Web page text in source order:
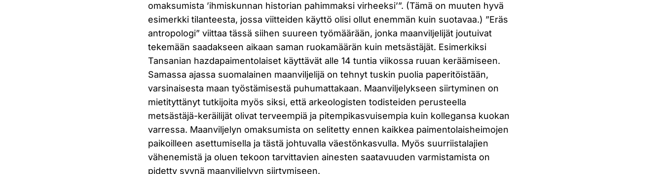
omaksumista ’ihmiskunnan historian pahimmaksi virheeksi’”. (Tämä on muuten hyvä
esimerkki tilanteesta, jossa viitteiden käyttö olisi ollut enemmän kuin suotavaa.) ”Eräs
antropologi” viittaa tässä siihen suureen työmäärään, jonka maanviljelijät joutuivat
tekemään saadakseen aikaan saman ruokamäärän kuin metsästäjät. Esimerkiksi
Tansanian hazdapaimentolaiset käyttävät alle 14 tuntia viikossa ruuan keräämiseen.
Samassa ajassa suomalainen maanviljelijä on tehnyt tuskin puolia paperitöistään,
varsinaisesta maan työstämisestä puhumattakaan. Maanviljelykseen siirtyminen on
mietityttänyt tutkijoita myös siksi, että arkeologisten todisteiden perusteella
metsästäjä-keräilijät olivat terveempiä ja pitempikasvuisempia kuin kollegansa kuokan
varressa. Maanviljelyn omaksumista on selitetty ennen kaikkea paimentolaisheimojen
paikoilleen asettumisella ja tästä johtuvalla väestönkasvulla. Myös suurriistalajien
vähenemistä ja oluen tekoon tarvittavien ainesten saatavuuden varmistamista on
pidetty syynä maanviljelyyn siirtymiseen.